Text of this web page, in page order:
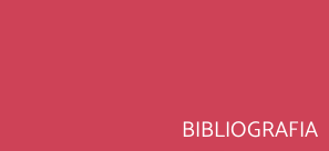
BIBLIOGRAFIA